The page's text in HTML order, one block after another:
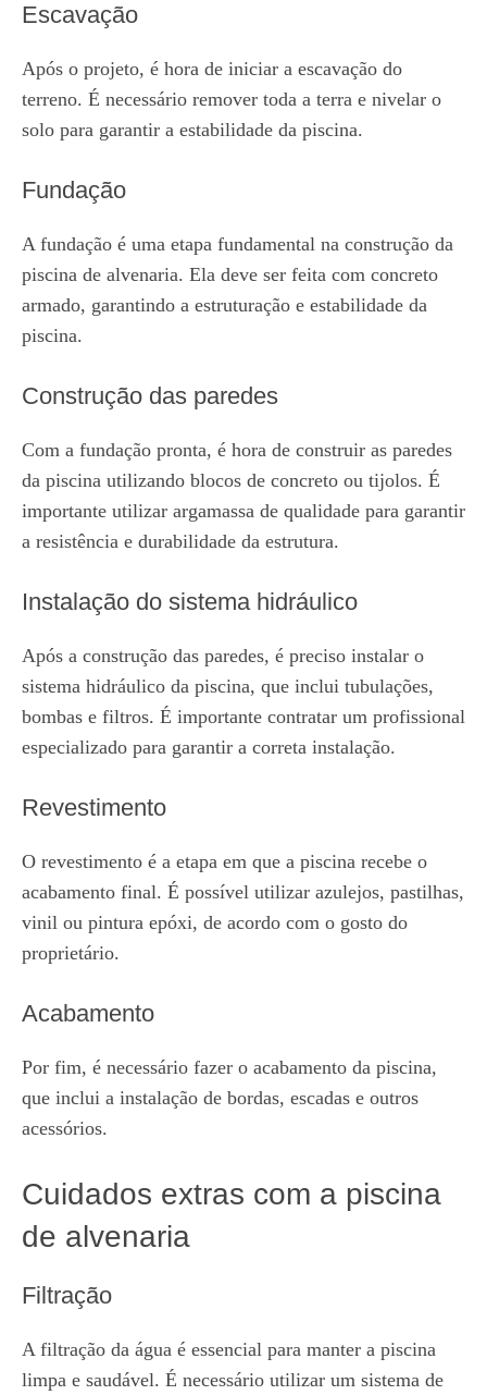
Escavação
Após o projeto, é hora de iniciar a escavação do
terreno. É necessário remover toda a terra e nivelar o
solo para garantir a estabilidade da piscina.
Fundação
A fundação é uma etapa fundamental na construção da
piscina de alvenaria. Ela deve ser feita com concreto
armado, garantindo a estruturação e estabilidade da
piscina.
Construção das paredes
Com a fundação pronta, é hora de construir as paredes
da piscina utilizando blocos de concreto ou tijolos. É
importante utilizar argamassa de qualidade para garantir
a resistência e durabilidade da estrutura.
Instalação do sistema hidráulico
Após a construção das paredes, é preciso instalar o
sistema hidráulico da piscina, que inclui tubulações,
bombas e filtros. É importante contratar um profissional
especializado para garantir a correta instalação.
Revestimento
O revestimento é a etapa em que a piscina recebe o
acabamento final. É possível utilizar azulejos, pastilhas,
vinil ou pintura epóxi, de acordo com o gosto do
proprietário.
Acabamento
Por fim, é necessário fazer o acabamento da piscina,
que inclui a instalação de bordas, escadas e outros
acessórios.
Cuidados extras com a piscina
de alvenaria
Filtração
A filtração da água é essencial para manter a piscina
limpa e saudável. É necessário utilizar um sistema de